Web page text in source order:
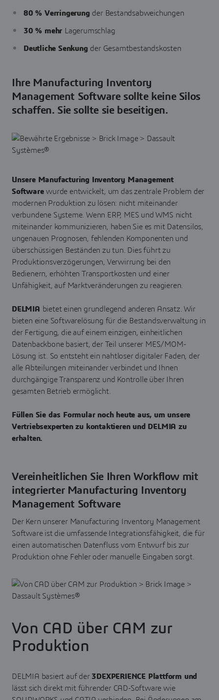
80 % Verringerung der Bestandsabweichungen
30 % mehr Lagerumschlag
Deutliche Senkung der Gesamtbestandskosten
Ihre Manufacturing Inventory
Management Software sollte keine Silos
schaffen. Sie sollte sie beseitigen.
Unsere Manufacturing Inventory Management
Softwarewurde entwickelt, um das zentrale Problem der
modernen Produktion zu lösen: nicht miteinander
verbundene Systeme. Wenn ERP, MES und WMS nicht
miteinander kommunizieren, haben Sie es mit Datensilos,
ungenauen Prognosen, fehlenden Komponenten und
überschüssigen Beständen zu tun. Dies führt zu
Produktionsverzögerungen, Verwirrung bei den
Bedienern, erhöhten Transportkosten und einer
Unfähigkeit, auf Marktveränderungen zu reagieren.
DELMIA bietet einen grundlegend anderen Ansatz. Wir
bieten eine Softwarelösung für die Bestandsverwaltung in
der Fertigung, die auf einem einzigen, einheitlichen
Datenbackbone basiert, der Teil unserer MES/MOM-
Lösung ist. So entsteht ein nahtloser digitaler Faden, der
alle Abteilungen miteinander verbindet und Ihnen
durchgängige Transparenz und Kontrolle über Ihren
gesamten Betrieb ermöglicht.
Füllen Sie das Formular noch heute aus, um unsere
Vertriebsexperten zu kontaktieren und DELMIA zu
erhalten.
Vereinheitlichen Sie Ihren Workflow mit
integrierter Manufacturing Inventory
Management Software
Der Kern unserer Manufacturing Inventory Management
Software ist die umfassende Integrationsfähigkeit, die für
einen automatischen Datenfluss vom Entwurf bis zur
Produktion ohne Fehler oder manuelle Eingaben sorgt.
Von CAD über CAM zur
Produktion
DELMIA basiert auf der 3DEXPERIENCE Plattform und
lässt sich direkt mit führender CAD-Software wie